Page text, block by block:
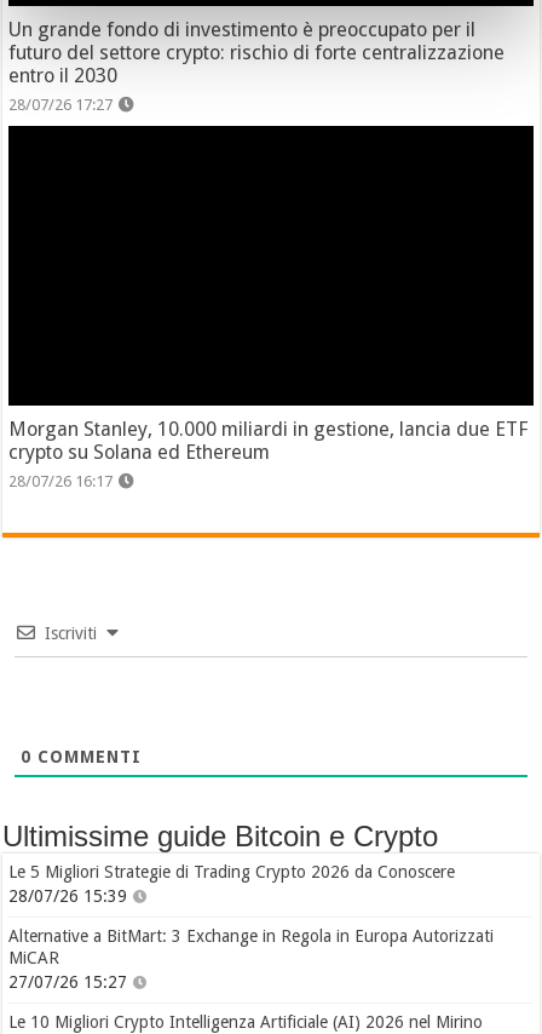
Un grande fondo di investimento è preoccupato per il
futuro del settore crypto: rischio di forte centralizzazione
entro il 2030
28/07/26 17:27
Morgan Stanley, 10.000 miliardi in gestione, lancia due ETF
crypto su Solana ed Ethereum
28/07/26 16:17
Iscriviti
0 COMMENTI
Ultimissime guide Bitcoin e Crypto
Le 5 Migliori Strategie di Trading Crypto 2026 da Conoscere
28/07/26 15:39
Alternative a BitMart: 3 Exchange in Regola in Europa Autorizzati
MiCAR
27/07/26 15:27
Le 10 Migliori Crypto Intelligenza Artificiale (AI) 2026 nel Mirino